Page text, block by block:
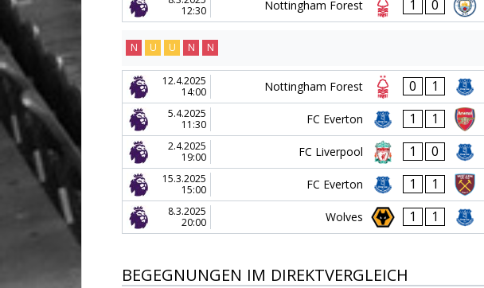
12:30
Nottingham Forest 1 0
N U U N N
12.4.2025
14:00
Nottingham Forest 0 1
5.4.2025
11:30
FC Everton 1 1
2.4.2025
19:00
FC Liverpool 1 0
15.3.2025
15:00
FC Everton 1 1
8.3.2025
20:00
Wolves 1 1
BEGEGNUNGEN IM DIREKTVERGLEICH